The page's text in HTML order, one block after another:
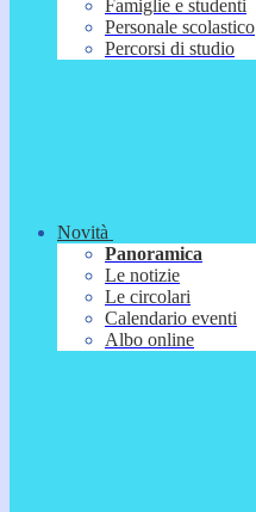
Famiglie e studenti
Personale scolastico
Percorsi di studio
Novità
Panoramica
Le notizie
Le circolari
Calendario eventi
Albo online